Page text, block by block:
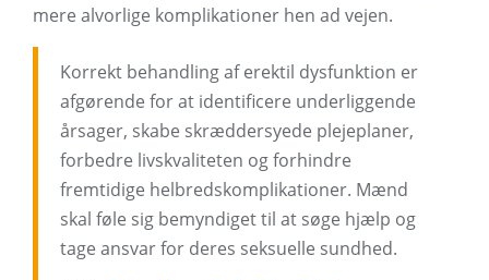
mere alvorlige komplikationer hen ad vejen.
Korrekt behandling af erektil dysfunktion er
afgørende for at identificere underliggende
årsager, skabe skræddersyede plejeplaner,
forbedre livskvaliteten og forhindre
fremtidige helbredskomplikationer. Mænd
skal føle sig bemyndiget til at søge hjælp og
tage ansvar for deres seksuelle sundhed.